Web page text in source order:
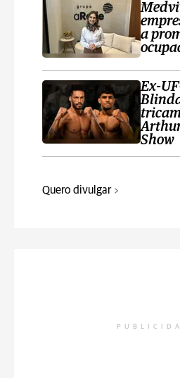
a
Ex-
Show
Quero divulgar